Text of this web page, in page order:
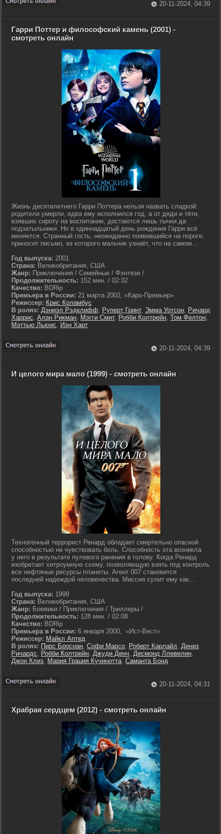
20-11-2024, 04:39
Гарри Поттер и философский камень (2001) -
смотреть онлайн
Жизнь десятилетнего Гарри Поттера нельзя назвать сладкой:
родители умерли, едва ему исполнился год, а от дяди и тёти,
взявших сироту на воспитание, достаются лишь тычки да
подзатыльники. Но в одиннадцатый день рождения Гарри всё
меняется. Странный гость, неожиданно появившийся на пороге,
приносит письмо, из которого мальчик узнаёт, что на самом...
Год выпуска: 2001
Страна: Великобритания, США
Жанр: Приключения / Семейные / Фэнтези / .
Продолжительность: 152 мин. / 02:32
Качество: BDRip
Премьера в России: 21 марта 2002, «Каро-Премьер»
Режиссер: Крис Коламбус
В ролях: Дэниэл Рэдклифф, Руперт Гринт, Эмма Уотсон, Ричард
Харрис, Алан Рикман, Мэгги Смит, Робби Колтрейн, Том Фелтон,
Мэттью Льюис, Иэн Харт
20-11-2024, 04:39
И целого мира мало (1999) - смотреть онлайн
Техногенный террорист Ренард обладает смертельно опасной
способностью не чувствовать боль. Способность эта возникла
у него в результате пулевого ранения в голову. Когда Ренард
изобретает хитроумную схему, позволяющую взять под контроль
все нефтяные ресурсы планеты, Агент 007 становится
последней надеждой человечества. Миссия сулит ему как...
Год выпуска: 1999
Страна: Великобритания, США
Жанр: Боевики / Приключения / Триллеры / .
Продолжительность: 128 мин. / 02:08
Качество: BDRip
Премьера в России: 6 января 2000, «Ист-Вест»
Режиссер: Майкл Аптед
В ролях: Пирс Броснан, Софи Марсо, Роберт Карлайл, Дениз
Ричардс, Робби Колтрейн, Джуди Денч, Десмонд Ллевелин,
Джон Клиз, Мария Грация Кучинотта, Саманта Бонд
20-11-2024, 04:31
Храбрая сердцем (2012) - смотреть онлайн